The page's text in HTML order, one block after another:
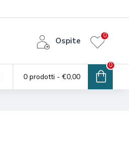
Ospite
0
0 prodotti - €0,00
0